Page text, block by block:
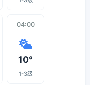
04:00
10°
1-3级